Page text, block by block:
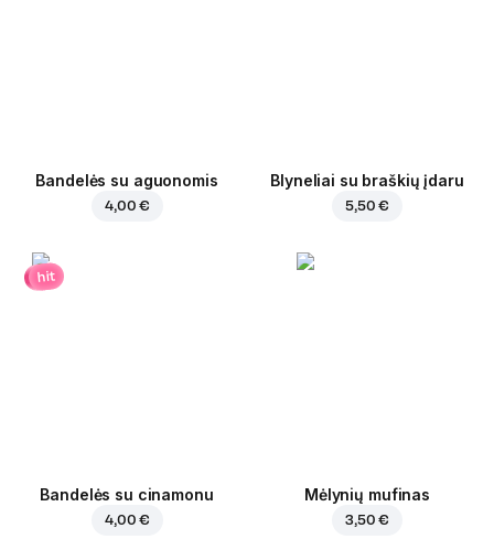
Bandelės su aguonomis
4,00 €
Blyneliai su braškių įdaru
5,50 €
hit
Bandelės su cinamonu
4,00 €
Mėlynių mufinas
3,50 €